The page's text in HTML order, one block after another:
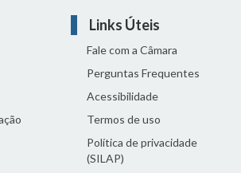
Links Úteis
Fale com a Câmara
Perguntas Frequentes
Acessibilidade
Termos de uso
Política de privacidade
(SILAP)